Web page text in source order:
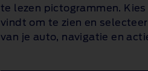
te lezen pictogrammen.
vindt om te zien en
van je auto, navigatie en